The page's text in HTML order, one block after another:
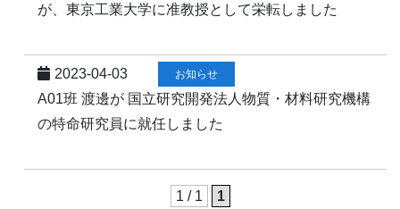
が、東京工業大学に准教授として栄転しました
2023-04-03 お知らせ
A01班 渡邊が 国立研究開発法人物質・材料研究機構
の特命研究員に就任しました
1 / 1 1